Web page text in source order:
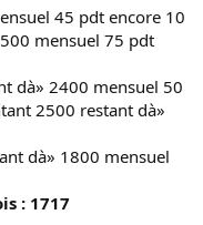
45 pdt encore 10
mensuel 75 pdt
dà» 2400 mensuel 50
2500 restant dà»
dà» 1800 mensuel
: 1717